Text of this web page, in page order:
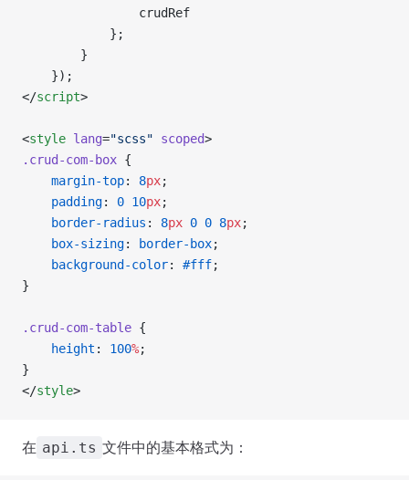
                crudRef
            };
        }
    });
</script>
<style lang="scss" scoped>
.crud-com-box {
    margin-top
: 8px;
    padding
: 0 10px;
    border-radius
: 8px 0 0 8px;
    box-sizing
: border-box;
    background-color
: #fff;
}
.crud-com-table {
    height
: 100%;
}
</style>
在 api.ts 文件中的基本格式为：